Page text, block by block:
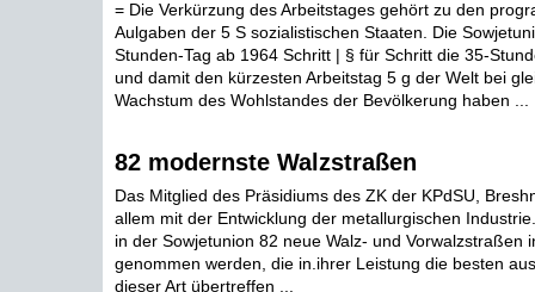
= Die Verkürzung des Arbeitstages gehört zu den
Aulgaben der 5 S sozialistischen Staaten. Die
Stunden-Tag ab 1964 Schritt | § für Schritt die 35-
und damit den kürzesten Arbeitstag 5 g der Welt bei
Wachstum des Wohlstandes der Bevölkerung haben ...
82 modernste Walzstraßen
Das Mitglied des Präsidiums des ZK der KPdSU,
allem mit der Entwicklung der metallurgischen
in der Sowjetunion 82 neue Walz- und Vorwalzstraßen
genommen werden, die in.ihrer Leistung die besten
dieser Art übertreffen ...